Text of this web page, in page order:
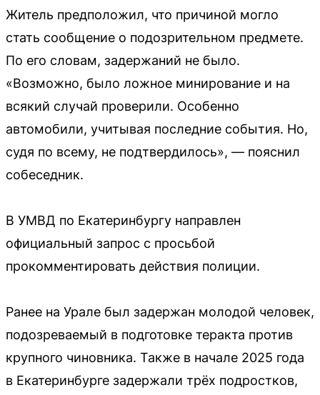
Житель предположил, что причиной могло
стать сообщение о подозрительном предмете.
По его словам, задержаний не было.
«Возможно, было ложное минирование и на
всякий случай проверили. Особенно
автомобили, учитывая последние события. Но,
судя по всему, не подтвердилось», — пояснил
собеседник.
В УМВД по Екатеринбургу направлен
официальный запрос с просьбой
прокомментировать действия полиции.
Ранее на Урале был задержан молодой человек,
подозреваемый в подготовке теракта против
крупного чиновника. Также в начале 2025 года
в Екатеринбурге задержали трёх подростков,